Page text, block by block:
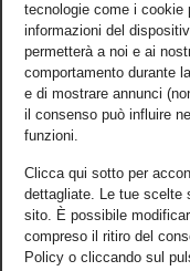
tecnologie come i cookie
informazioni del
permetterà a noi e ai
comportamento durante
e di mostrare annunci
il consenso può influire
funzioni.
Clicca qui sotto per
dettagliate. Le tue scelte
sito. È possibile
compreso il ritiro del
Policy o cliccando sul